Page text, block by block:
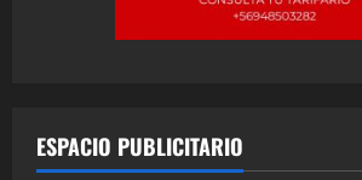
ESPACIO PUBLICITARIO